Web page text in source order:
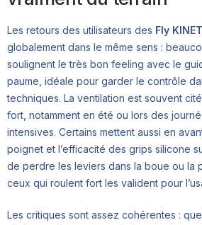
Les retours des utilisateurs des Fly
globalement dans le même sens :
soulignent le très bon feeling avec le
paume, idéale pour garder le contrôle
techniques. La ventilation est souvent
fort, notamment en été ou lors des
intensives. Certains mettent aussi en
poignet et l’efficacité des grips silicone
de perdre les leviers dans la boue ou la
ceux qui roulent fort les valident pour
Les critiques sont assez cohérentes :